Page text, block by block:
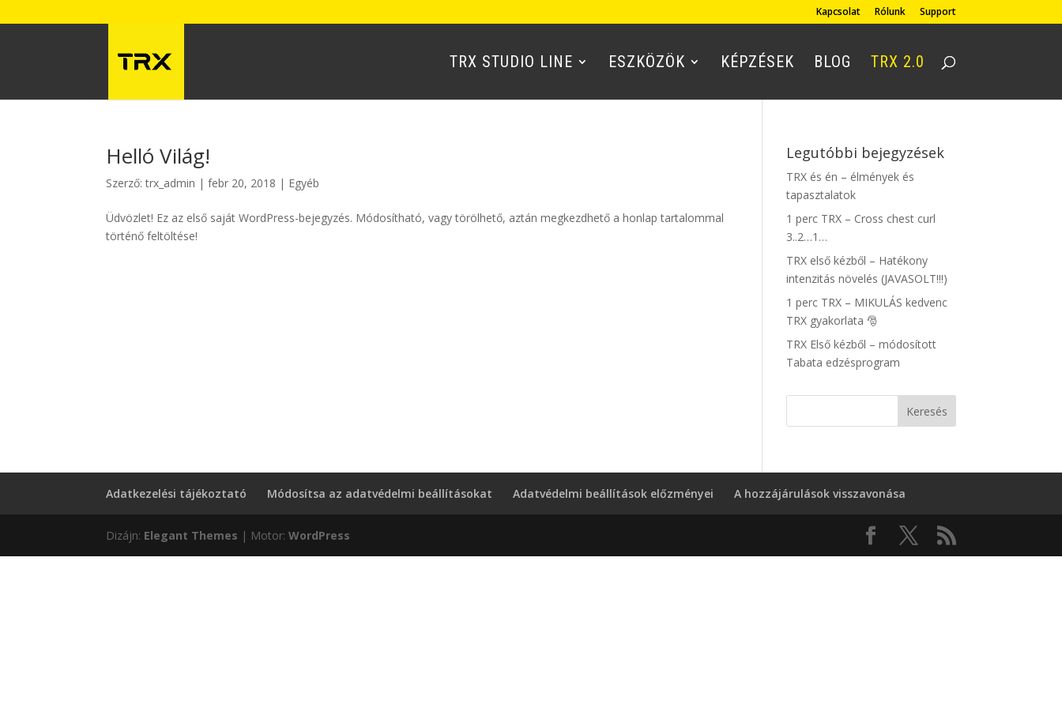
Kapcsolat Rólunk Support
TRX STUDIO LINE ESZKÖZÖK KÉPZÉSEK BLOG TRX 2.0
Helló Világ!
Szerző:trx_admin |febr 20, 2018 | Egyéb
Üdvözlet! Ez az első saját WordPress-bejegyzés. Módosítható, vagy törölhető, aztán megkezdhető a honlap tartalommal
történő feltöltése!
Legutóbbi bejegyzések
TRX és én – élmények és
tapasztalatok
1 perc TRX – Cross chest curl
3..2…1…
TRX első kézből – Hatékony
intenzitás növelés (JAVASOLT!!!)
1 perc TRX – MIKULÁS kedvenc
TRX gyakorlata 🎅
TRX Első kézből – módosított
Tabata edzésprogram
Adatkezelési tájékoztató Módosítsa az adatvédelmi beállításokat Adatvédelmi beállítások előzményei A hozzájárulások visszavonása
Dizájn: Elegant Themes | Motor:WordPress